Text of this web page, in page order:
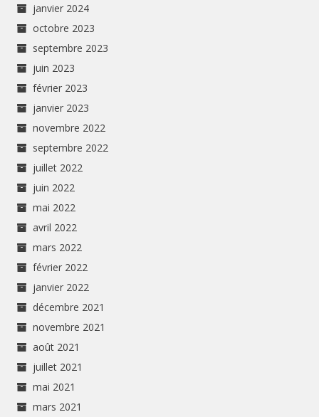
janvier 2024
octobre 2023
septembre 2023
juin 2023
février 2023
janvier 2023
novembre 2022
septembre 2022
juillet 2022
juin 2022
mai 2022
avril 2022
mars 2022
février 2022
janvier 2022
décembre 2021
novembre 2021
août 2021
juillet 2021
mai 2021
mars 2021